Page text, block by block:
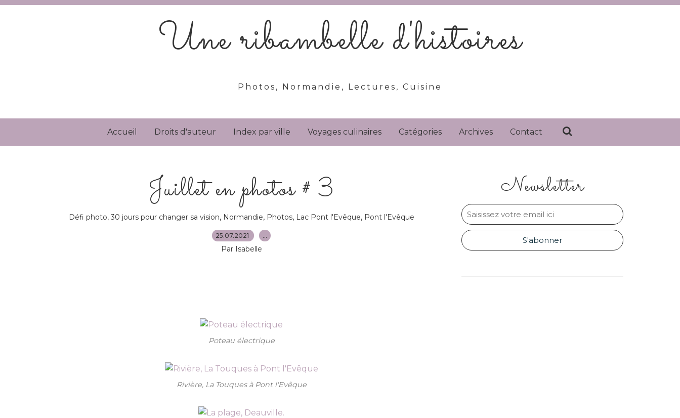
Une ribambelle d'histoires
Photos, Normandie, Lectures, Cuisine
Accueil Droits d'auteur Index par ville Voyages culinaires Catégories Archives Contact
Juillet en photos # 3
Défi photo, 30 jours pour changer sa vision, Normandie, Photos, Lac Pont l'Evêque, Pont l'Evêque
25.07.2021 …
Par Isabelle
Poteau électrique
Rivière, La Touques à Pont l'Evêque
Newsletter